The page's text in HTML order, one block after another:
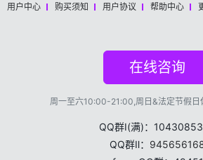
用户中心 购买须知 用户协议 帮助中心
在线咨询
周一至六10:00-21:00,周日&法定节假日
QQ群Ⅰ(满)：
QQ群Ⅱ：